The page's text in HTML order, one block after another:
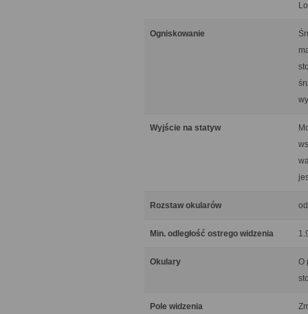
Ogniskowanie
Wyjście na statyw
Rozstaw okularów
Min. odległość ostrego widzenia
Okulary
O
Pole widzenia